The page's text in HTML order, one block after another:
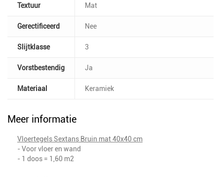
Textuur Mat
Gerectificeerd Nee
Slijtklasse 3
Vorstbestendig Ja
Materiaal Keramiek
Meer informatie
Vloertegels Sextans Bruin mat 40x40 cm
- Voor vloer en wand
- 1 doos = 1,60 m2